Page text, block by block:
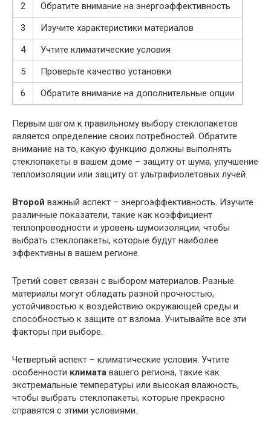
2
Обратите внимание на энергоэффективность
3
Изучите характеристики материалов
4
Учтите климатические условия
5
Проверьте качество установки
6
Обратите внимание на дополнительные опции
Первым шагом к правильному выбору стеклопакетов
является определение своих потребностей. Обратите
внимание на то, какую функцию должны выполнять
стеклопакеты в вашем доме – защиту от шума, улучшение
теплоизоляции или защиту от ультрафиолетовых лучей.
Второй важный аспект – энергоэффективность. Изучите
различные показатели, такие как коэффициент
теплопроводности и уровень шумоизоляции, чтобы
выбрать стеклопакеты, которые будут наиболее
эффективны в вашем регионе.
Третий совет связан с выбором материалов. Разные
материалы могут обладать разной прочностью,
устойчивостью к воздействию окружающей среды и
способностью к защите от взлома. Учитывайте все эти
факторы при выборе.
Четвертый аспект – климатические условия. Учтите
особенности климата вашего региона, такие как
экстремальные температуры или высокая влажность,
чтобы выбрать стеклопакеты, которые прекрасно
справятся с этими условиями.